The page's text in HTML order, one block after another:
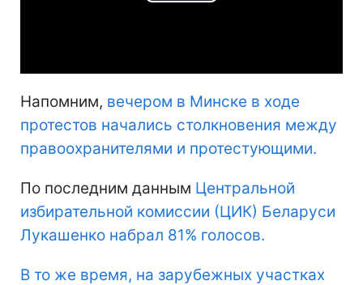
Напомним, вечером в Минске в ходе
протестов начались столкновения между
правоохранителями и протестующими.
По последним данным Центральной
избирательной комиссии (ЦИК) Беларуси
Лукашенко набрал 81% голосов.
В то же время, на зарубежных участках